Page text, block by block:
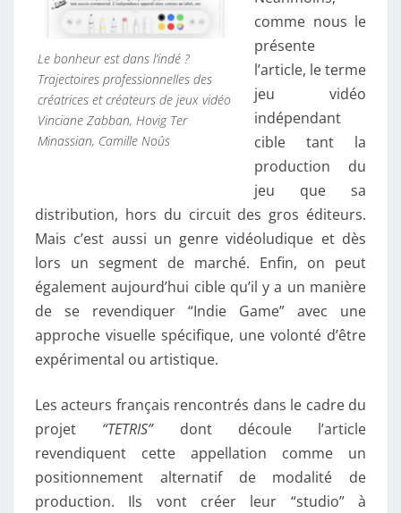
Le bonheur est dans l’indé ?
Trajectoires professionnelles des
créatrices et créateurs de jeux vidéo
Vinciane Zabban, Hovig Ter
Minassian, Camille Noûs
comme nous le
présente
l’article, le terme
jeu vidéo
indépendant
cible tant la
production du
jeu que sa
distribution, hors du circuit des gros éditeurs.
Mais c’est aussi un genre vidéoludique et dès
lors un segment de marché. Enfin, on peut
également aujourd’hui cible qu’il y a un manière
de se revendiquer “Indie Game” avec une
approche visuelle spécifique, une volonté d’être
expérimental ou artistique.
Les acteurs français rencontrés dans le cadre du
projet “TETRIS”dont découle l’article
revendiquent cette appellation comme un
positionnement alternatif de modalité de
production. Ils vont créer leur “studio” à